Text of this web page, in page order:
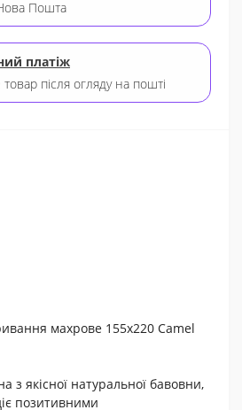
Пошта
платіж
після огляду на пошті
махрове 155х220 Camel
з якісної натуральної бавовни,
позитивними